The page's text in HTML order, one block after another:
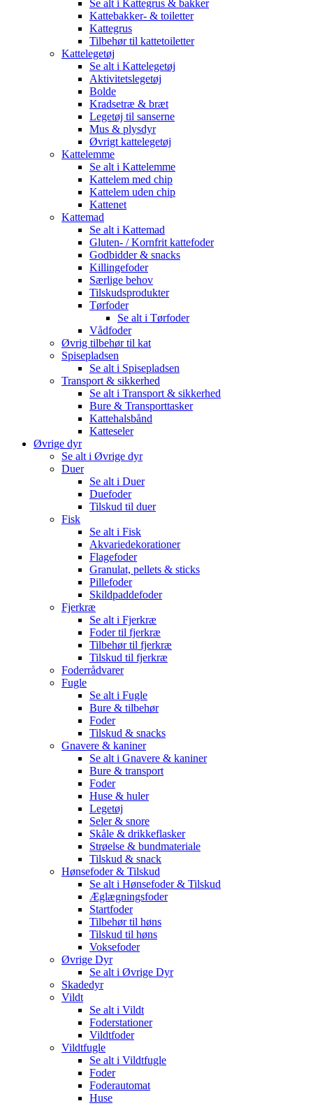
Se alt i Kattegrus & bakker
Kattebakker- & toiletter
Kattegrus
Tilbehør til kattetoiletter
Kattelegetøj
Se alt i Kattelegetøj
Aktivitetslegetøj
Bolde
Kradsetræ & bræt
Legetøj til sanserne
Mus & plysdyr
Øvrigt kattelegetøj
Kattelemme
Se alt i Kattelemme
Kattelem med chip
Kattelem uden chip
Kattenet
Kattemad
Se alt i Kattemad
Gluten- / Kornfrit kattefoder
Godbidder & snacks
Killingefoder
Særlige behov
Tilskudsprodukter
Tørfoder
Se alt i Tørfoder
Vådfoder
Øvrig tilbehør til kat
Spisepladsen
Se alt i Spisepladsen
Transport & sikkerhed
Se alt i Transport & sikkerhed
Bure & Transporttasker
Kattehalsbånd
Katteseler
Øvrige dyr
Se alt i Øvrige dyr
Duer
Se alt i Duer
Duefoder
Tilskud til duer
Fisk
Se alt i Fisk
Akvariedekorationer
Flagefoder
Granulat, pellets & sticks
Pillefoder
Skildpaddefoder
Fjerkræ
Se alt i Fjerkræ
Foder til fjerkræ
Tilbehør til fjerkræ
Tilskud til fjerkræ
Foderrådvarer
Fugle
Se alt i Fugle
Bure & tilbehør
Foder
Tilskud & snacks
Gnavere & kaniner
Se alt i Gnavere & kaniner
Bure & transport
Foder
Huse & huler
Legetøj
Seler & snore
Skåle & drikkeflasker
Strøelse & bundmateriale
Tilskud & snack
Hønsefoder & Tilskud
Se alt i Hønsefoder & Tilskud
Æglægningsfoder
Startfoder
Tilbehør til høns
Tilskud til høns
Voksefoder
Øvrige Dyr
Se alt i Øvrige Dyr
Skadedyr
Vildt
Se alt i Vildt
Foderstationer
Vildtfoder
Vildtfugle
Se alt i Vildtfugle
Foder
Foderautomat
Huse